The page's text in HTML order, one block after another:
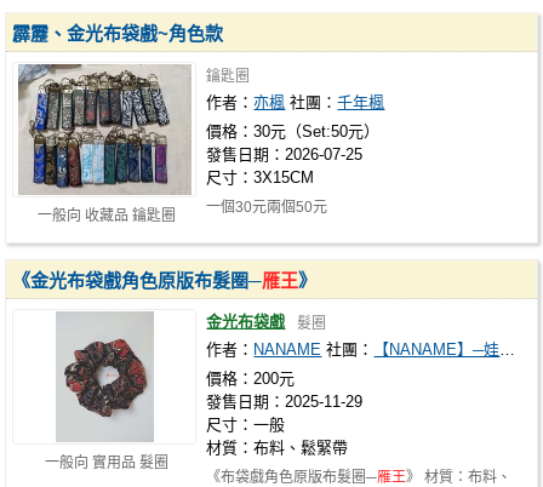
一般向 收藏品 鑰匙圈
霹靂、金光布袋戲~角色款
鑰匙圈
作者：亦楓 社團：千年楓
價格：30元（Set:50元）
發售日期：2026-07-25
尺寸：3X15CM
一個30元兩個50元
一般向 實用品 髮圈
《金光布袋戲角色原版布髮圈─雁王》
金光布袋戲 髮圈
作者： NANAME 社團：
【NANAME】─娃衣分部
價格：200元
發售日期：2025-11-29
尺寸：一般
材質：布料、鬆緊帶
《布袋戲角色原版布髮圈─雁王》 材質：布料、